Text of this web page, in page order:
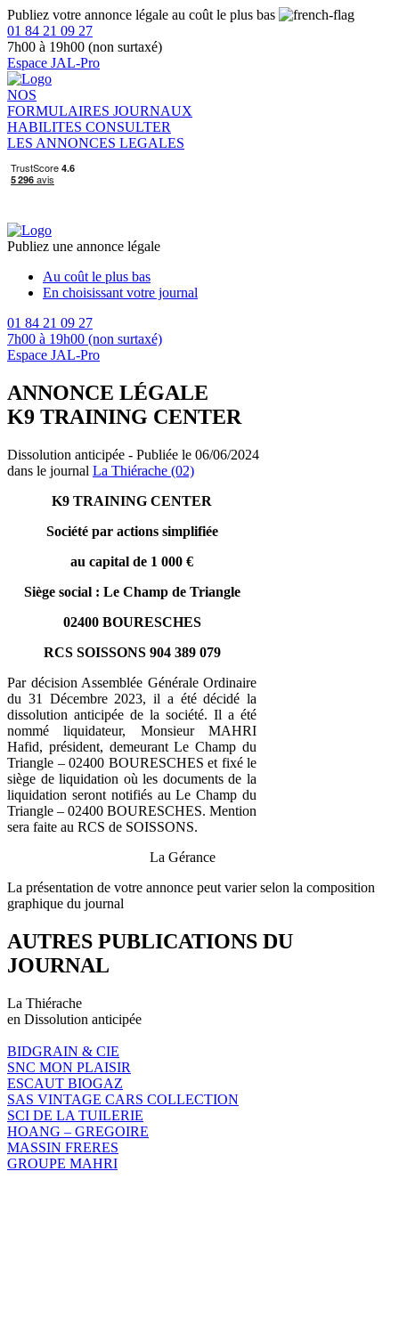
Publiez votre annonce légale au coût le plus bas
01 84 21 09 27
7h00 à 19h00 (non surtaxé)
Espace JAL-Pro
NOS
FORMULAIRES JOURNAUX
HABILITES CONSULTER
LES ANNONCES LEGALES
Publiez une annonce légale
Au coût le plus bas
En choisissant votre journal
01 84 21 09 27
7h00 à 19h00 (non surtaxé)
Espace JAL-Pro
ANNONCE LÉGALE
K9 TRAINING CENTER
Dissolution anticipée - Publiée le 06/06/2024
dans le journal La Thiérache (02)
K9 TRAINING CENTER
Société par actions simplifiée
au capital de 1 000 €
Siège social : Le Champ de Triangle
02400 BOURESCHES
RCS SOISSONS 904 389 079
Par décision Assemblée Générale Ordinaire
du 31 Décembre 2023, il a été décidé la
dissolution anticipée de la société. Il a été
nommé liquidateur, Monsieur MAHRI
Hafid, président, demeurant Le Champ du
Triangle – 02400 BOURESCHES et fixé le
siège de liquidation où les documents de la
liquidation seront notifiés au Le Champ du
Triangle – 02400 BOURESCHES. Mention
sera faite au RCS de SOISSONS.
La Gérance
La présentation de votre annonce peut varier selon la composition
graphique du journal
AUTRES PUBLICATIONS DU
JOURNAL
La Thiérache
en Dissolution anticipée
BIDGRAIN & CIE
SNC MON PLAISIR
ESCAUT BIOGAZ
SAS VINTAGE CARS COLLECTION
SCI DE LA TUILERIE
HOANG – GREGOIRE
MASSIN FRERES
GROUPE MAHRI